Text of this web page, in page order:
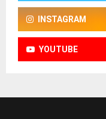
INSTAGRAM
YOUTUBE